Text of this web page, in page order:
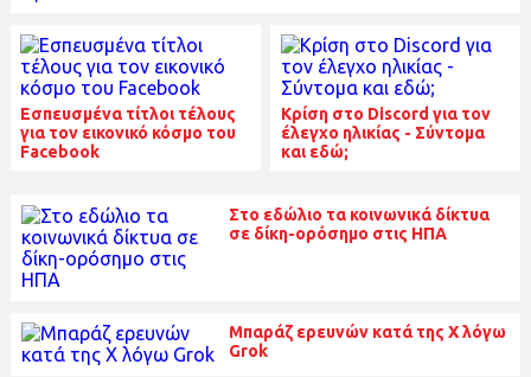
Εσπευσμένα τίτλοι τέλους
για τον εικονικό κόσμο του
Facebook
Κρίση στο Discord για τον
έλεγχο ηλικίας - Σύντομα
και εδώ;
Στο εδώλιο τα κοινωνικά δίκτυα
σε δίκη-ορόσημο στις ΗΠΑ
Μπαράζ ερευνών κατά της Χ λόγω
Grok